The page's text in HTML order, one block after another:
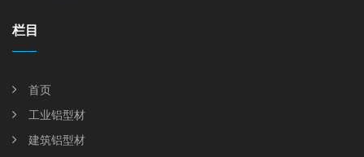
栏目
首页
工业铝型材
建筑铝型材